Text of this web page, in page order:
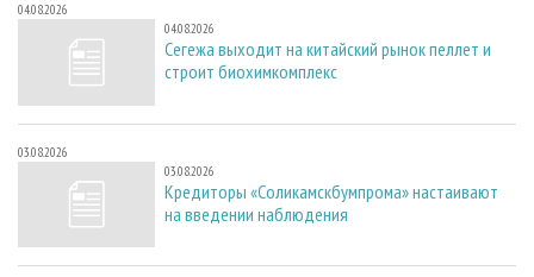
04.08.2026
04.08.2026
Сегежа выходит на китайский рынок пеллет и
строит биохимкомплекс
03.08.2026
03.08.2026
Кредиторы «Соликамскбумпрома» настаивают
на введении наблюдения